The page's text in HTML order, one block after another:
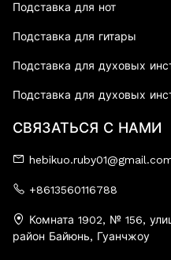
Подставка для нот
Подставка для гитары
Подставка для духовых
Подставка для духовых
СВЯЗАТЬСЯ С НАМИ
+8613560116788
Комната 1902, № 156,
район Байюнь, Гуанчжоу